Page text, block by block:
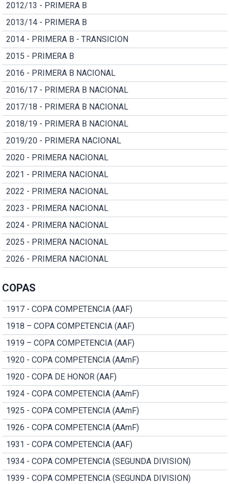
2012/13 - PRIMERA B
2013/14 - PRIMERA B
2014 - PRIMERA B - TRANSICION
2015 - PRIMERA B
2016 - PRIMERA B NACIONAL
2016/17 - PRIMERA B NACIONAL
2017/18 - PRIMERA B NACIONAL
2018/19 - PRIMERA B NACIONAL
2019/20 - PRIMERA NACIONAL
2020 - PRIMERA NACIONAL
2021 - PRIMERA NACIONAL
2022 - PRIMERA NACIONAL
2023 - PRIMERA NACIONAL
2024 - PRIMERA NACIONAL
2025 - PRIMERA NACIONAL
2026 - PRIMERA NACIONAL
COPAS
1917 - COPA COMPETENCIA (AAF)
1918 – COPA COMPETENCIA (AAF)
1919 – COPA COMPETENCIA (AAF)
1920 - COPA COMPETENCIA (AAmF)
1920 - COPA DE HONOR (AAF)
1924 - COPA COMPETENCIA (AAmF)
1925 - COPA COMPETENCIA (AAmF)
1926 - COPA COMPETENCIA (AAmF)
1931 - COPA COMPETENCIA (AAF)
1934 - COPA COMPETENCIA (SEGUNDA DIVISION)
1939 - COPA COMPETENCIA (SEGUNDA DIVISION)